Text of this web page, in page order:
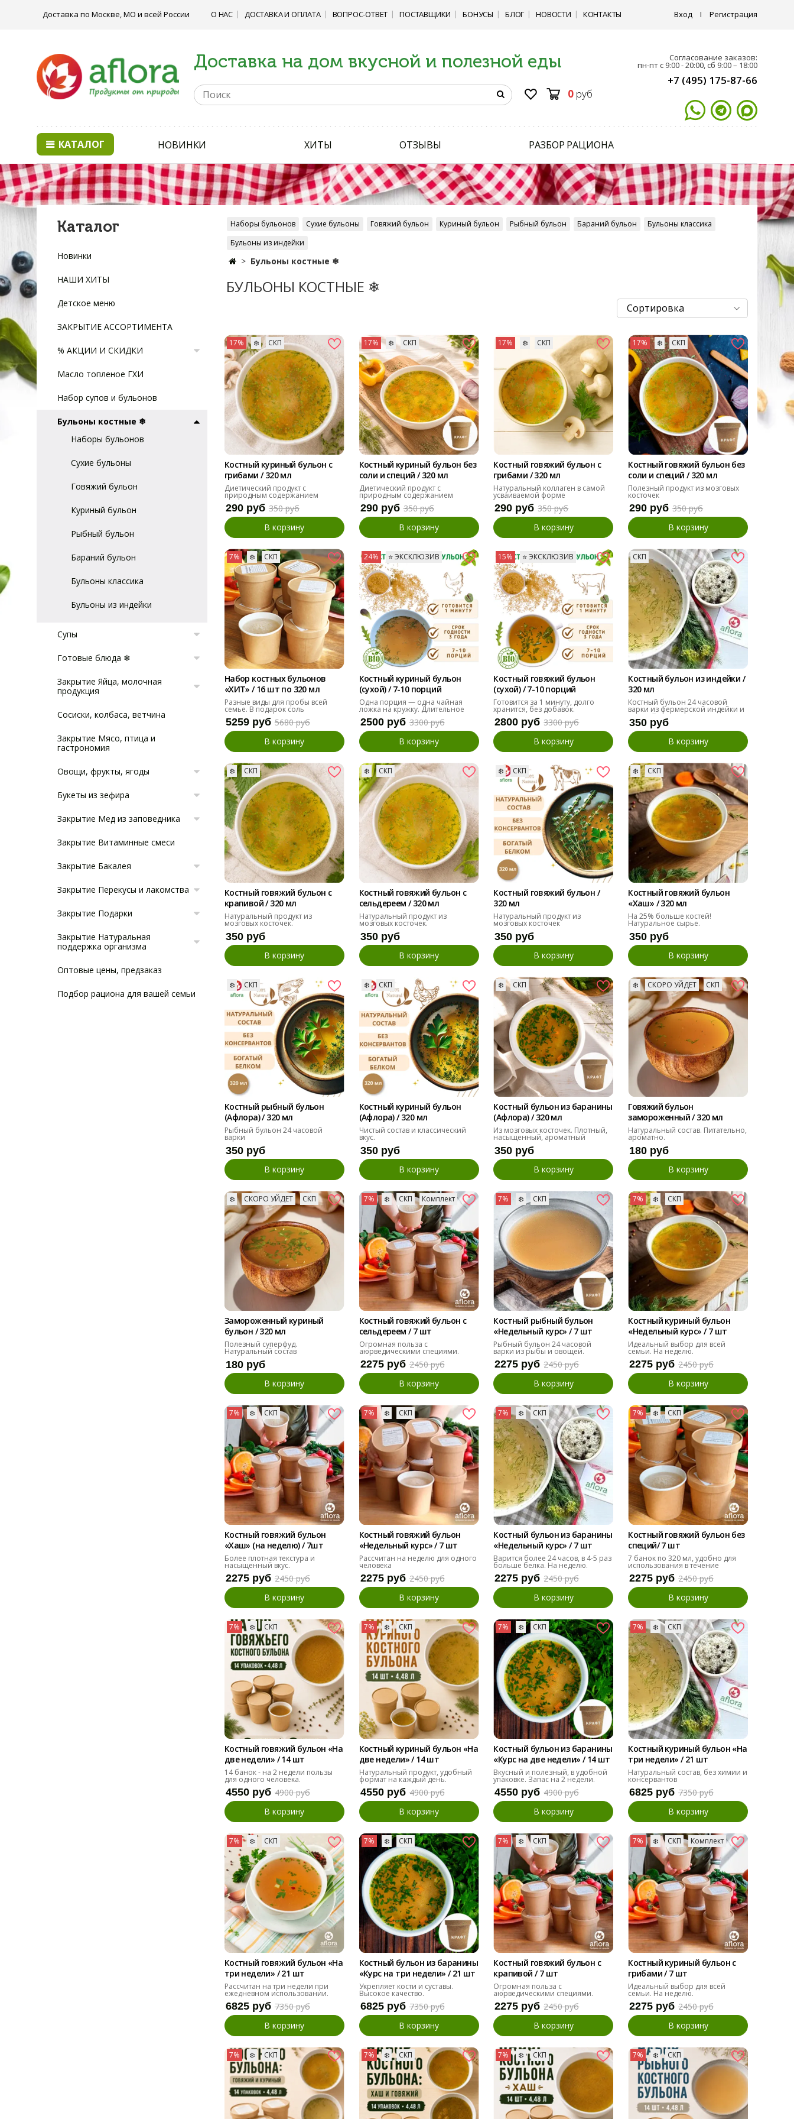
Доставка по Москве, МО и всей России О НАС ДОСТАВКА И ОПЛАТА ВОПРОС-ОТВЕТ ПОСТАВЩИКИ БОНУСЫ БЛОГ НОВОСТИ КОНТАКТЫ Вход I Регистрация
Доставка на дом вкусной и полезной еды
0 руб
Согласование заказов:
пн-пт с 9:00 - 20:00, сб 9:00 – 18:00
+7 (495) 175-87-66
КАТАЛОГ НОВИНКИ ХИТЫ ОТЗЫВЫ РАЗБОР РАЦИОНА
Наборы бульонов Сухие бульоны Говяжий бульон Куриный бульон Рыбный бульон Бараний бульон
Бульоны классика
Бульоны из индейки
Бульоны костные ❄
БУЛЬОНЫ КОСТНЫЕ ❄
17% ❄️ СКП
Костный куриный бульон с
грибами / 320 мл
Диетический продукт с
природным содержанием
коллагена.
290 руб 350 руб
В корзину
17% ❄️ СКП
Костный куриный бульон без
соли и специй / 320 мл
Диетический продукт с
природным содержанием
коллагена
290 руб 350 руб
В корзину
17% ❄️ СКП
Костный говяжий бульон с
грибами / 320 мл
Натуральный коллаген в самой
усваиваемой форме
290 руб 350 руб
В корзину
17% ❄️ СКП
Костный говяжий бульон без
соли и специй / 320 мл
Полезный продукт из мозговых
косточек
290 руб 350 руб
В корзину
7% ❄️ СКП
Набор костных бульонов
«ХИТ» / 16 шт по 320 мл
Разные виды для пробы всей
семье. В подарок соль
5259 руб 5680 руб
В корзину
24% ⭐️ ЭКСКЛЮЗИВ
Костный куриный бульон
(сухой) / 7-10 порций
Одна порция — одна чайная
ложка на кружку. Длительное
хранение.
2500 руб 3300 руб
В корзину
15% ⭐️ ЭКСКЛЮЗИВ
Костный говяжий бульон
(сухой) / 7-10 порций
Готовится за 1 минуту, долго
хранится, без добавок.
2800 руб 3300 руб
В корзину
СКП
Костный бульон из индейки /
320 мл
Костный бульон 24 часовой
варки из фермерской индейки и
овощей
350 руб
В корзину
❄️ СКП
Костный говяжий бульон с
крапивой / 320 мл
Натуральный продукт из
мозговых косточек.
350 руб
В корзину
❄️ СКП
Костный говяжий бульон с
сельдереем / 320 мл
Натуральный продукт из
мозговых косточек.
350 руб
В корзину
❄️ СКП
Костный говяжий бульон /
320 мл
Натуральный продукт из
мозговых косточек
350 руб
В корзину
❄️ СКП
Костный говяжий бульон
«Хаш» / 320 мл
На 25% больше костей!
Натуральное сырье.
350 руб
В корзину
❄️ СКП
Костный рыбный бульон
(Афлора) / 320 мл
Рыбный бульон 24 часовой
варки
350 руб
В корзину
❄️ СКП
Костный куриный бульон
(Афлора) / 320 мл
Чистый состав и классический
вкус.
350 руб
В корзину
❄️ СКП
Костный бульон из баранины
(Афлора) / 320 мл
Из мозговых косточек. Плотный,
насыщенный, ароматный
350 руб
В корзину
❄️ СКОРО УЙДЕТ СКП
Говяжий бульон
замороженный / 320 мл
Натуральный состав. Питательно,
ароматно.
180 руб
В корзину
❄️ СКОРО УЙДЕТ СКП
Замороженный куриный
бульон / 320 мл
Полезный суперфуд.
Натуральный состав
180 руб
В корзину
7% ❄️ СКП Комплект
Костный говяжий бульон с
сельдереем / 7 шт
Огромная польза с
аюрведическими специями.
2275 руб 2450 руб
В корзину
7% ❄️ СКП
Костный рыбный бульон
«Недельный курс» / 7 шт
Рыбный бульон 24 часовой
варки из рыбы и овощей.
2275 руб 2450 руб
В корзину
7% ❄️ СКП
Костный куриный бульон
«Недельный курс» / 7 шт
Идеальный выбор для всей
семьи. На неделю.
2275 руб 2450 руб
В корзину
7% ❄️ СКП
Костный говяжий бульон
«Хаш» (на неделю) / 7шт
Более плотная текстура и
насыщенный вкус.
2275 руб 2450 руб
В корзину
7% ❄️ СКП
Костный говяжий бульон
«Недельный курс» / 7 шт
Рассчитан на неделю для одного
человека
2275 руб 2450 руб
В корзину
7% ❄️ СКП
Костный бульон из баранины
«Недельный курс» / 7 шт
Варится более 24 часов, в 4-5 раз
больше белка. На неделю.
2275 руб 2450 руб
В корзину
7% ❄️ СКП
Костный говяжий бульон без
специй/ 7 шт
7 банок по 320 мл, удобно для
использования в течение
недели.
2275 руб 2450 руб
В корзину
7% ❄️ СКП
Костный говяжий бульон «На
две недели» / 14 шт
14 банок - на 2 недели пользы
для одного человека.
4550 руб 4900 руб
В корзину
7% ❄️ СКП
Костный куриный бульон «На
две недели» / 14 шт
Натуральный продукт, удобный
формат на каждый день.
4550 руб 4900 руб
В корзину
7% ❄️ СКП
Костный бульон из баранины
«Курс на две недели» / 14 шт
Вкусный и полезный, в удобной
упаковке. Запас на 2 недели.
4550 руб 4900 руб
В корзину
7% ❄️ СКП
Костный куриный бульон «На
три недели» / 21 шт
Натуральный состав, без химии и
консервантов
6825 руб 7350 руб
В корзину
7% ❄️ СКП
Костный говяжий бульон «На
три недели» / 21 шт
Рассчитан на три недели при
ежедневном использовании.
6825 руб 7350 руб
В корзину
7% ❄️ СКП
Костный бульон из баранины
«Курс на три недели» / 21 шт
Укрепляет кости и суставы.
Высокое качество.
6825 руб 7350 руб
В корзину
7% ❄️ СКП
Костный говяжий бульон с
крапивой / 7 шт
Огромная польза с
аюрведическими специями.
2275 руб 2450 руб
В корзину
7% ❄️ СКП Комплект
Костный куриный бульон с
грибами / 7 шт
Идеальный выбор для всей
семьи. На неделю.
2275 руб 2450 руб
В корзину
7% ❄️ СКП 7% ❄️ СКП 7% ❄️ СКП 7% ❄️ СКП
Каталог
Новинки
НАШИ ХИТЫ
Детское меню
ЗАКРЫТИЕ АССОРТИМЕНТА
% АКЦИИ И СКИДКИ
Масло топленое ГХИ
Набор супов и бульонов
Бульоны костные ❄
Наборы бульонов
Сухие бульоны
Говяжий бульон
Куриный бульон
Рыбный бульон
Бараний бульон
Бульоны классика
Бульоны из индейки
Супы
Готовые блюда ❄
Закрытие Яйца, молочная
продукция
Сосиски, колбаса, ветчина
Закрытие Мясо, птица и
гастрономия
Овощи, фрукты, ягоды
Букеты из зефира
Закрытие Мед из заповедника
Закрытие Витаминные смеси
Закрытие Бакалея
Закрытие Перекусы и лакомства
Закрытие Подарки
Закрытие Натуральная
поддержка организма
Оптовые цены, предзаказ
Подбор рациона для вашей семьи